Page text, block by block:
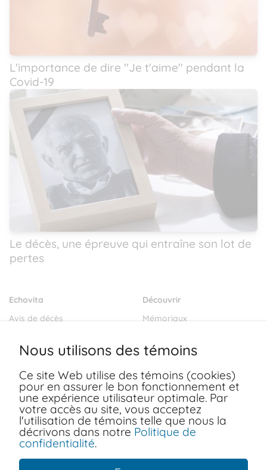
L'importance de dire ''Je t'aime'' pendant la
Covid-19
Le décès, une épreuve qui entraîne son lot de
pertes
Echovita
Avis de décès
Envoyer des fleurs
Découvrir
Mémoriaux
Blogs
Dernières volontés
Ressources
FAQ
Nous joindre
Conditions d'utilisation
Politiques de confidentialité
Nous utilisons des témoins
Ce site Web utilise des témoins (cookies)
pour en assurer le bon fonctionnement et
une expérience utilisateur optimale. Par
votre accès au site, vous acceptez
l'utilisation de témoins telle que nous la
décrivons dans notre Politique de
confidentialité.